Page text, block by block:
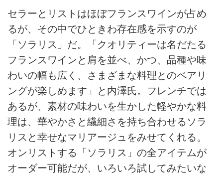
セラーとリストはほぼフランスワインが占め
るが、その中でひときわ存在感を示すのが
「ソラリス」だ。「クオリティーは名だたる
フランスワインと肩を並べ、かつ、品種や味
わいの幅も広く、さまざまな料理とのペアリ
ングが楽しめます」と内澤氏。フレンチでは
あるが、素材の味わいを生かした軽やかな料
理は、華やかさと繊細さを持ち合わせるソラ
リスと幸せなマリアージュをみせてくれる。
オンリストする「ソラリス」の全アイテムが
オーダー可能だが、いろいろ試してみたいな